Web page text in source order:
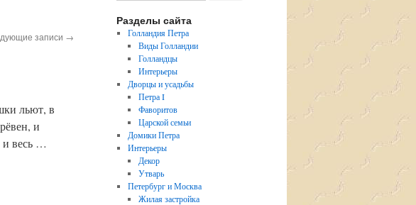
записи →
льют, в
и
весь …
Разделы сайта
Голландия Петра
Виды Голландии
Голландцы
Интерьеры
Дворцы и усадьбы
Петра I
Фаворитов
Царской семьи
Домики Петра
Интерьеры
Декор
Утварь
Петербург и Москва
Жилая застройка